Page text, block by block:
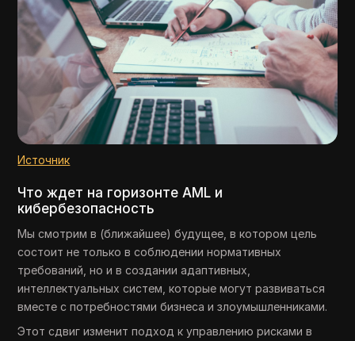
Источник
Что ждет на горизонте AML и
кибербезопасность
Мы смотрим в (ближайшее) будущее, в котором цель
состоит не только в соблюдении нормативных
требований, но и в создании адаптивных,
интеллектуальных систем, которые могут развиваться
вместе с потребностями бизнеса и злоумышленниками.
Этот сдвиг изменит подход к управлению рисками в